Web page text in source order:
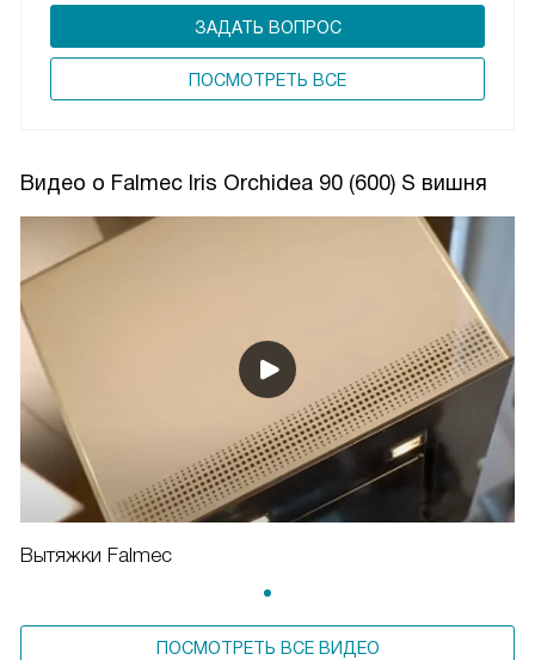
ЗАДАТЬ ВОПРОС
ПОCМОТРЕТЬ ВСЕ
Видео о Falmec Iris Orchidea 90 (600) S вишня
Вытяжки Falmec
ПОСМОТРЕТЬ ВСЕ ВИДЕО